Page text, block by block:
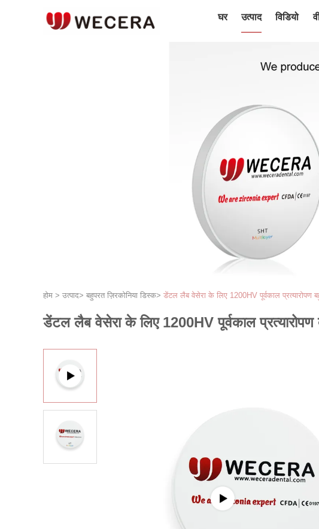
घर उत्पाद विडियो
होम > उत्पाद> बहुपरत ज़िरकोनिया डिस्क> डेंटल लैब वेसेरा के लिए 1200HV पूर्वकाल प्रत्यारोपण
डेंटल लैब वेसेरा के लिए 1200HV पूर्वकाल प्रत्यारोपण